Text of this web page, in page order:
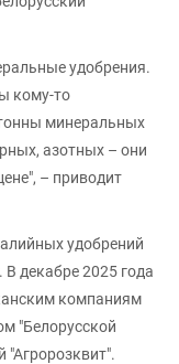
удобрения.
кому-то
минеральных
азотных – они
– приводит
удобрений
В декабре 2025 года
компаниям
"Белорусской